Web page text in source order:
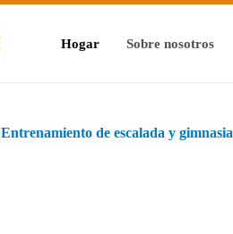
Hogar Sobre nosotros
Entrenamiento de escalada y gimnasia